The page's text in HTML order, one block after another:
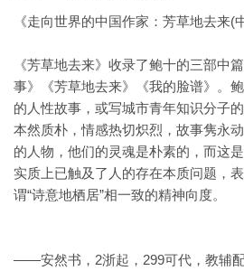
《走向世界的中国作家：芳草地去来(
《芳草地去来》收录了鲍十的三部中
事》《芳草地去来》《我的脸谱》。
的人性故事，或写城市青年知识分子
本然质朴，情感热切炽烈，故事隽永
的人物，他们的灵魂是朴素的，而这
实质上已触及了人的存在本质问题，
谓“诗意地栖居”相一致的精神向度。
——安然书，2浙起，299可代，教辅